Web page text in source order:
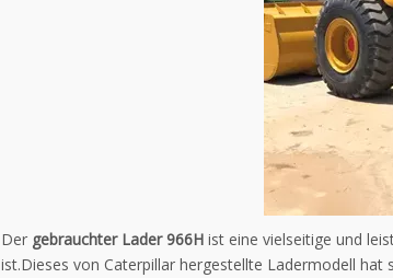
Der gebrauchter Lader 966H ist eine vielseitige und
ist.Dieses von Caterpillar hergestellte Ladermodell